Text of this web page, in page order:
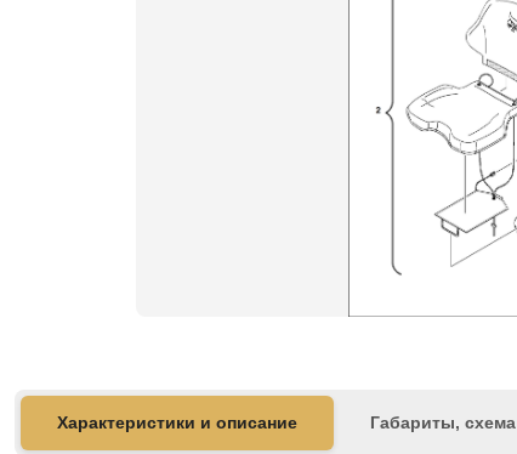
Характеристики и описание Габариты, схема